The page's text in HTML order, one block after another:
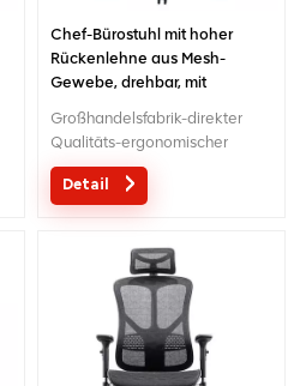
Chef-Bürostuhl mit hoher
Rückenlehne aus Mesh-
Gewebe, drehbar, mit
Großhandelsfabrik-direkter
Qualitäts-ergonomischer
Entwurfsbüro-Ineinander
greifenstuhl MOQ ist EIN Stück,
Service mit Ihren Bedürfnissen
ist akzeptabel.
Detail